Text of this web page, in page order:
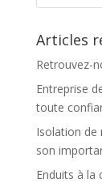
Articles
Retrouvez-
Entreprise
toute
Isolation de
son
Enduits à la